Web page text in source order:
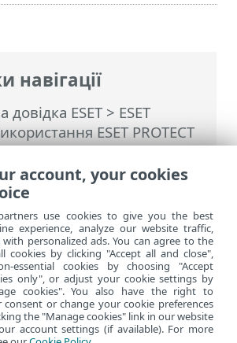
довідка ESET> ESET
ESET PROTECT
Головне меню>
> Права доступу>
> Підключені користувачі
повну версію
account, your cookies
use cookies to give you the best
experience, analyze our website traffic,
personalized ads. You can agree to the
cookies by clicking "Accept all and close",
essential cookies by choosing "Accept
only", or adjust your cookie settings by
cookies". You also have the right to
or change your cookie preferences
the "Manage cookies" link in our website
account settings (if available). For more